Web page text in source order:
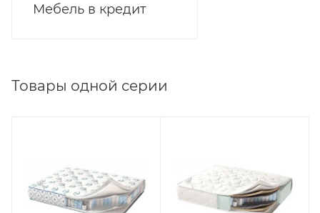
Мебель в кредит
Товары одной серии